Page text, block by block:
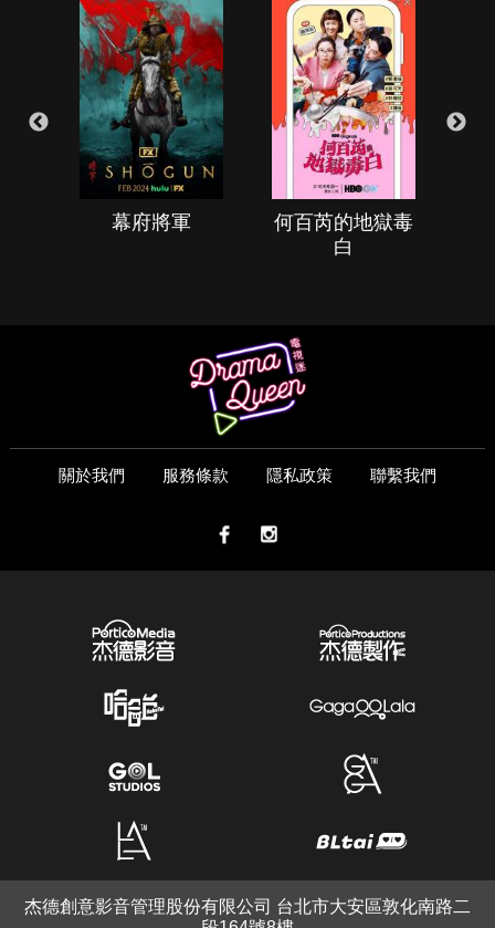
幕府將軍
何百芮的地獄毒
白
關於我們 服務條款 隱私政策 聯繫我們
杰德創意影音管理股份有限公司 台北市大安區敦化南路二